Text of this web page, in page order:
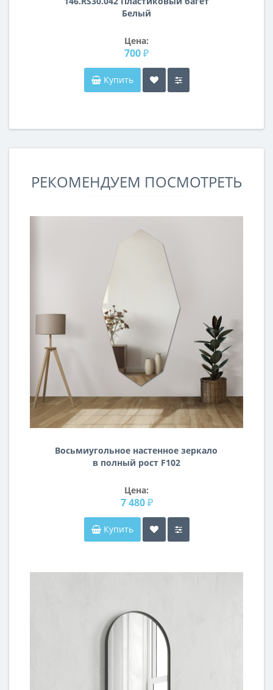
Белый
Цена:
700 ₽
Купить
РЕКОМЕНДУЕМ ПОСМОТРЕТЬ
Восьмиугольное настенное зеркало
в полный рост F102
Цена:
7 480 ₽
Купить